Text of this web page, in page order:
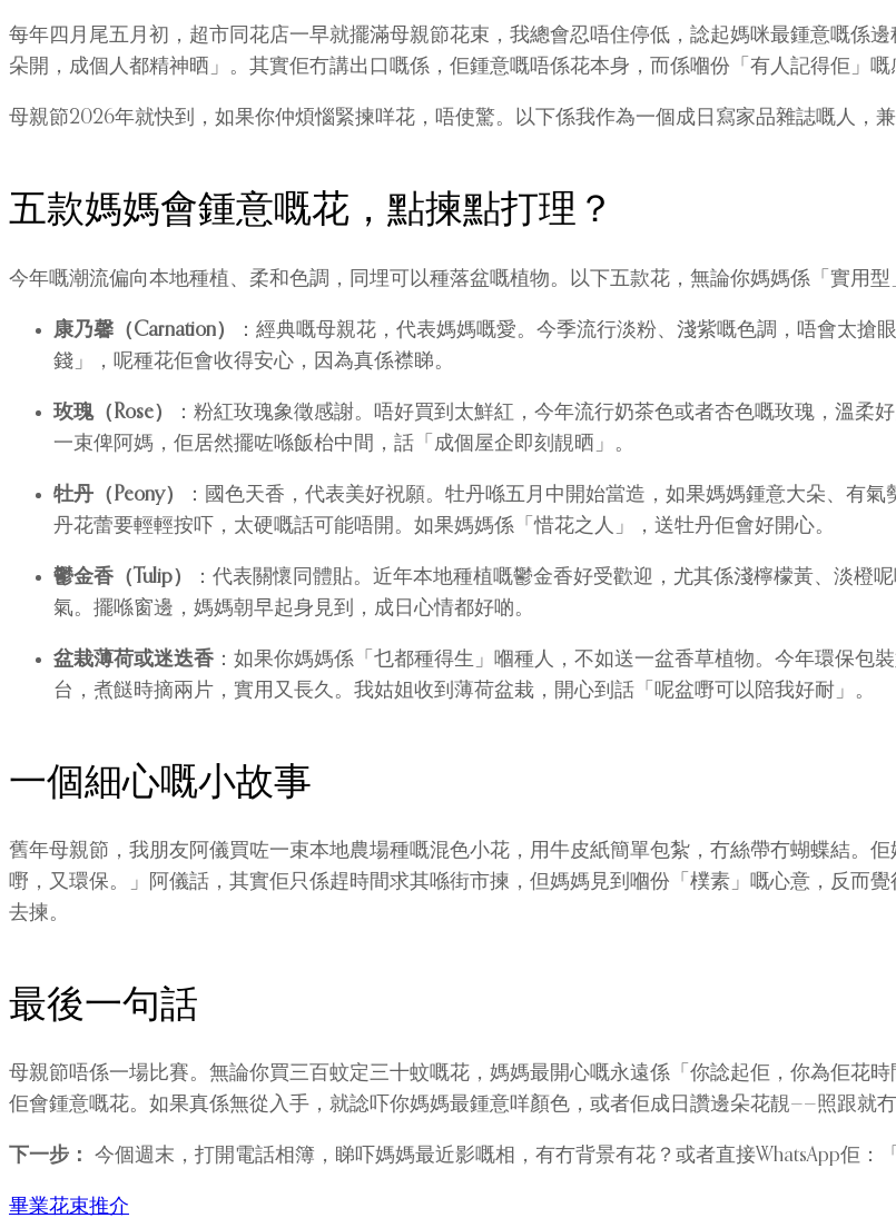
每年四月尾五月初，超市同花店一早就擺滿母親節花束，我總會忍唔住停低，諗起媽咪最鍾意嘅係
朵開，成個人都精神晒」。其實佢冇講出口嘅係，佢鍾意嘅唔係花本身，而係嗰份「有人記得佢」嘅
母親節2026年就快到，如果你仲煩惱緊揀咩花，唔使驚。以下係我作為一個成日寫家品雜誌嘅人，
五款媽媽會鍾意嘅花，點揀點打理？
今年嘅潮流偏向本地種植、柔和色調，同埋可以種落盆嘅植物。以下五款花，無論你媽媽係「實用型
康乃馨（Carnation）
：經典嘅母親花，代表媽媽嘅愛。今季流行淡粉、淺紫嘅色調，唔會太
錢」，呢種花佢會收得安心，因為真係襟睇。
玫瑰（Rose）
：粉紅玫瑰象徵感謝。唔好買到太鮮紅，今年流行奶茶色或者杏色嘅玫瑰，溫
一束俾阿媽，佢居然擺咗喺飯枱中間，話「成個屋企即刻靚晒」。
牡丹（Peony）
：國色天香，代表美好祝願。牡丹喺五月中開始當造，如果媽媽鍾意大朵、有
丹花蕾要輕輕按吓，太硬嘅話可能唔開。如果媽媽係「惜花之人」，送牡丹佢會好開心。
鬱金香（Tulip）
：代表關懷同體貼。近年本地種植嘅鬱金香好受歡迎，尤其係淺檸檬黃、淡橙
氣。擺喺窗邊，媽媽朝早起身見到，成日心情都好啲。
盆栽薄荷或迷迭香 ：如果你媽媽係「乜都種得生」嗰種人，不如送一盆香草植物。今年環保包
台，煮餸時摘兩片，實用又長久。我姑姐收到薄荷盆栽，開心到話「呢盆嘢可以陪我好耐」。
一個細心嘅小故事
舊年母親節，我朋友阿儀買咗一束本地農場種嘅混色小花，用牛皮紙簡單包紮，冇絲帶冇蝴蝶結。
嘢，又環保。」阿儀話，其實佢只係趕時間求其喺街市揀，但媽媽見到嗰份「樸素」嘅心意，反而
去揀。
最後一句話
母親節唔係一場比賽。無論你買三百蚊定三十蚊嘅花，媽媽最開心嘅永遠係「你諗起佢，你為佢花
佢會鍾意嘅花。如果真係無從入手，就諗吓你媽媽最鍾意咩顏色，或者佢成日讚邊朵花靚——照跟就冇
下一步： 今個週末，打開電話相簿，睇吓媽媽最近影嘅相，有冇背景有花？或者直接WhatsApp佢
畢業花束推介